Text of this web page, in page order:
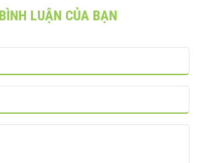
LUẬN CỦA BẠN